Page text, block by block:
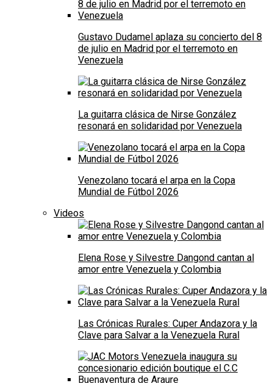
Gustavo Dudamel aplaza su concierto del 8
de julio en Madrid por el terremoto en
Venezuela
La guitarra clásica de Nirse González
resonará en solidaridad por Venezuela
Venezolano tocará el arpa en la Copa
Mundial de Fútbol 2026
Videos
Elena Rose y Silvestre Dangond cantan al
amor entre Venezuela y Colombia
Las Crónicas Rurales: Cuper Andazora y la
Clave para Salvar a la Venezuela Rural